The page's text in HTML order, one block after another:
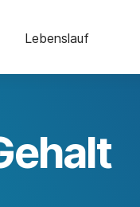
Lebenslauf